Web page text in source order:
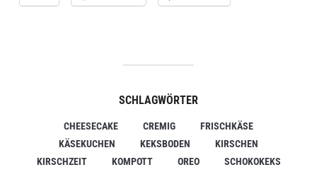
SCHLAGWÖRTER
CHEESECAKE CREMIG
FRISCHKÄSE
KÄSEKUCHEN
KEKSBODEN
KIRSCHEN
KIRSCHZEIT
KOMPOTT OREO
SCHOKOKEKS